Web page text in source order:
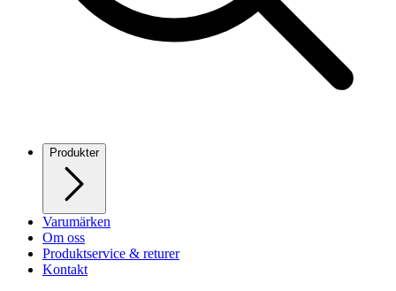
Produkter
Varumärken
Om oss
Produktservice & returer
Kontakt